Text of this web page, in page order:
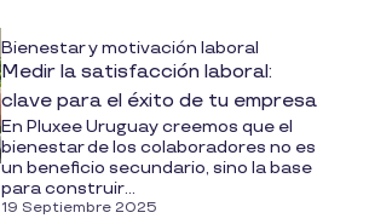
Bienestar y motivación laboral
Medir la satisfacción laboral:
clave para el éxito de tu empresa
En Pluxee Uruguay creemos que el
bienestar de los colaboradores no es
un beneficio secundario, sino la base
para construir...
19 Septiembre 2025